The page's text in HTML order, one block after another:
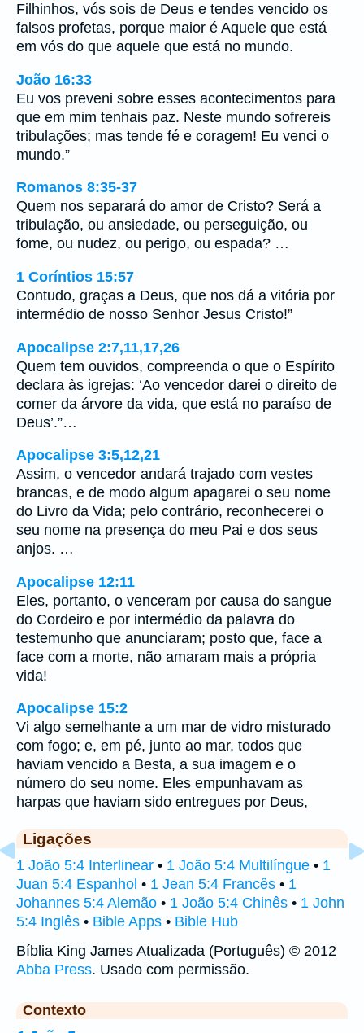
Filhinhos, vós sois de Deus e tendes vencido os
falsos profetas, porque maior é Aquele que está
em vós do que aquele que está no mundo.
João 16:33
Eu vos preveni sobre esses acontecimentos para
que em mim tenhais paz. Neste mundo sofrereis
tribulações; mas tende fé e coragem! Eu venci o
mundo.”
Romanos 8:35-37
Quem nos separará do amor de Cristo? Será a
tribulação, ou ansiedade, ou perseguição, ou
fome, ou nudez, ou perigo, ou espada? …
1 Coríntios 15:57
Contudo, graças a Deus, que nos dá a vitória por
intermédio de nosso Senhor Jesus Cristo!”
Apocalipse 2:7,11,17,26
Quem tem ouvidos, compreenda o que o Espírito
declara às igrejas: ‘Ao vencedor darei o direito de
comer da árvore da vida, que está no paraíso de
Deus’.”…
Apocalipse 3:5,12,21
Assim, o vencedor andará trajado com vestes
brancas, e de modo algum apagarei o seu nome
do Livro da Vida; pelo contrário, reconhecerei o
seu nome na presença do meu Pai e dos seus
anjos. …
Apocalipse 12:11
Eles, portanto, o venceram por causa do sangue
do Cordeiro e por intermédio da palavra do
testemunho que anunciaram; posto que, face a
face com a morte, não amaram mais a própria
vida!
Apocalipse 15:2
Vi algo semelhante a um mar de vidro misturado
com fogo; e, em pé, junto ao mar, todos que
haviam vencido a Besta, a sua imagem e o
número do seu nome. Eles empunhavam as
harpas que haviam sido entregues por Deus,
Ligações
1 João 5:4 Interlinear • 1 João 5:4 Multilíngue • 1
Juan 5:4 Espanhol • 1 Jean 5:4 Francês • 1
Johannes 5:4 Alemão • 1 João 5:4 Chinês • 1 John
5:4 Inglês • Bible Apps • Bible Hub
Bíblia King James Atualizada (Português) © 2012
Abba Press. Usado com permissão.
Contexto